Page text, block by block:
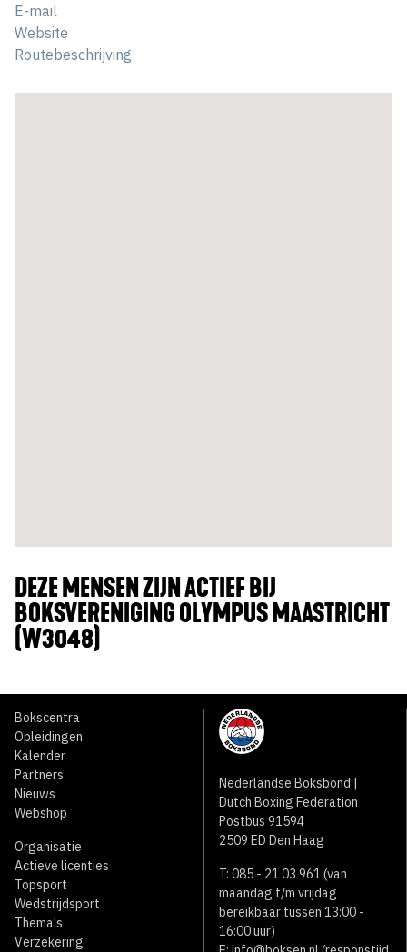
E-mail
Website
Routebeschrijving
DEZE MENSEN ZIJN ACTIEF BIJ
BOKSVERENIGING OLYMPUS MAASTRICHT
(W3048)
Bokscentra
Opleidingen
Kalender
Partners
Nieuws
Webshop
Organisatie
Actieve licenties
Topsport
Wedstrijdsport
Thema's
Verzekering
Nederlandse Boksbond |
Dutch Boxing Federation
Postbus 91594
2509 ED Den Haag
T: 085 - 21 03 961 (van
maandag t/m vrijdag
bereikbaar tussen 13:00 -
16:00 uur)